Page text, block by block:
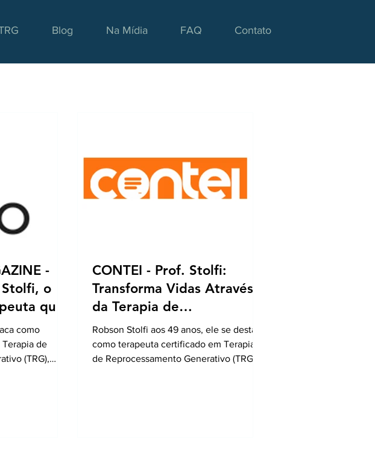
Blog Na Mídia FAQ Contato
-
Stolfi, o
que
vidas
como
de
(TRG),
CONTEI - Prof. Stolfi:
Transforma Vidas Através
da Terapia de
Reprocessamento
Generativo – TRG
Robson Stolfi aos 49 anos, ele se destaca
como terapeuta certificado em Terapia
de Reprocessamento Generativo (TRG),